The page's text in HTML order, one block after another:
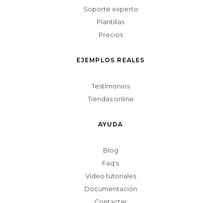
Soporte experto
Plantillas
Precios
EJEMPLOS REALES
Testimonios
Tiendas online
AYUDA
Blog
Faq's
Vídeo tutoriales
Documentación